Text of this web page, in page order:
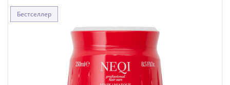
Бестселлер